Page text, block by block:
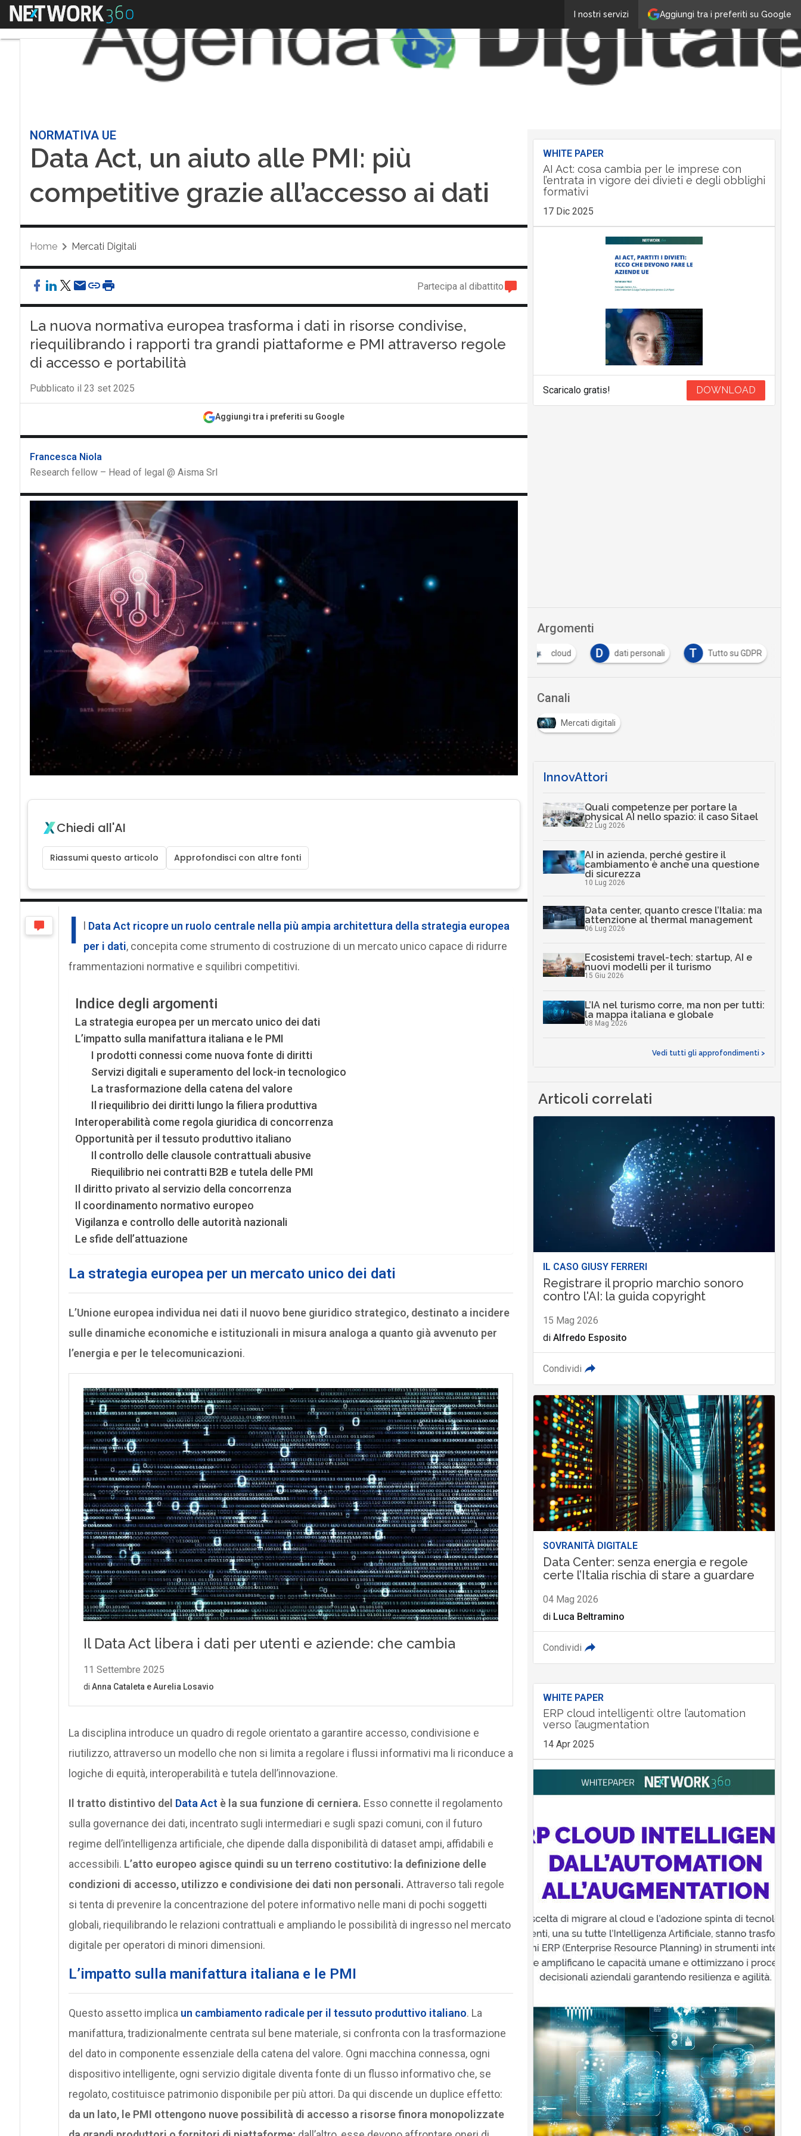
Aggiungi tra i preferiti su Google
I nostri servizi
Menu
NORMATIVA UE
Data Act, un aiuto alle PMI: più
competitive grazie all’accesso ai dati
Home Mercati Digitali
Partecipa al dibattito
La nuova normativa europea trasforma i dati in risorse condivise,
riequilibrando i rapporti tra grandi piattaforme e PMI attraverso regole
di accesso e portabilità
Pubblicato il 23 set 2025
Aggiungi tra i preferiti su Google
Francesca Niola
Research fellow – Head of legal @ Aisma Srl
Chiedi all'AI
Riassumi questo articolo Approfondisci con altre fonti
I l Data Act ricopre un ruolo centrale nella più ampia architettura della strategia europea
per i dati, concepita come strumento di costruzione di un mercato unico capace di ridurre
frammentazioni normative e squilibri competitivi.
Indice degli argomenti
La strategia europea per un mercato unico dei dati
L’impatto sulla manifattura italiana e le PMI
I prodotti connessi come nuova fonte di diritti
Servizi digitali e superamento del lock-in tecnologico
La trasformazione della catena del valore
Il riequilibrio dei diritti lungo la filiera produttiva
Interoperabilità come regola giuridica di concorrenza
Opportunità per il tessuto produttivo italiano
Il controllo delle clausole contrattuali abusive
Riequilibrio nei contratti B2B e tutela delle PMI
Il diritto privato al servizio della concorrenza
Il coordinamento normativo europeo
Vigilanza e controllo delle autorità nazionali
Le sfide dell’attuazione
La strategia europea per un mercato unico dei dati
L’Unione europea individua nei dati il nuovo bene giuridico strategico, destinato a incidere
sulle dinamiche economiche e istituzionali in misura analoga a quanto già avvenuto per
l’energia e per le telecomunicazioni.
La disciplina introduce un quadro di regole orientato a garantire accesso, condivisione e
riutilizzo, attraverso un modello che non si limita a regolare i flussi informativi ma li riconduce a
logiche di equità, interoperabilità e tutela dell’innovazione.
Il tratto distintivo del Data Act è la sua funzione di cerniera. Esso connette il regolamento
sulla governance dei dati, incentrato sugli intermediari e sugli spazi comuni, con il futuro
regime dell’intelligenza artificiale, che dipende dalla disponibilità di dataset ampi, affidabili e
accessibili. L’atto europeo agisce quindi su un terreno costitutivo: la definizione delle
condizioni di accesso, utilizzo e condivisione dei dati non personali. Attraverso tali regole
si tenta di prevenire la concentrazione del potere informativo nelle mani di pochi soggetti
globali, riequilibrando le relazioni contrattuali e ampliando le possibilità di ingresso nel mercato
digitale per operatori di minori dimensioni.
L’impatto sulla manifattura italiana e le PMI
Questo assetto implica un cambiamento radicale per il tessuto produttivo italiano. La
manifattura, tradizionalmente centrata sul bene materiale, si confronta con la trasformazione
del dato in componente essenziale della catena del valore. Ogni macchina connessa, ogni
dispositivo intelligente, ogni servizio digitale diventa fonte di un flusso informativo che, se
regolato, costituisce patrimonio disponibile per più attori. Da qui discende un duplice effetto:
da un lato, le PMI ottengono nuove possibilità di accesso a risorse finora monopolizzate
WHITE PAPER
AI Act: cosa cambia per le imprese con
l’entrata in vigore dei divieti e degli obblighi
formativi
17 Dic 2025
Scaricalo gratis! DOWNLOAD
Argomenti
cloud D dati personali T Tutto su GDPR
Canali
Mercati digitali
InnovAttori
Quali competenze per portare la
physical AI nello spazio: il caso Sitael
22 Lug 2026
AI in azienda, perché gestire il
cambiamento è anche una questione
di sicurezza
10 Lug 2026
Data center, quanto cresce l’Italia: ma
attenzione al thermal management
06 Lug 2026
Ecosistemi travel-tech: startup, AI e
nuovi modelli per il turismo
15 Giu 2026
L’IA nel turismo corre, ma non per tutti:
la mappa italiana e globale
08 Mag 2026
Vedi tutti gli approfondimenti >
Articoli correlati
IL CASO GIUSY FERRERI
Registrare il proprio marchio sonoro
contro l'AI: la guida copyright
15 Mag 2026
di Alfredo Esposito
Condividi
SOVRANITÀ DIGITALE
Data Center: senza energia e regole
certe l’Italia rischia di stare a guardare
04 Mag 2026
di Luca Beltramino
Condividi
WHITE PAPER
ERP cloud intelligenti: oltre l’automation
verso l’augmentation
14 Apr 2025